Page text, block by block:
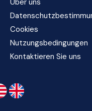
Über uns
Cookies
Nutzungsbedingungen
Kontaktieren Sie uns